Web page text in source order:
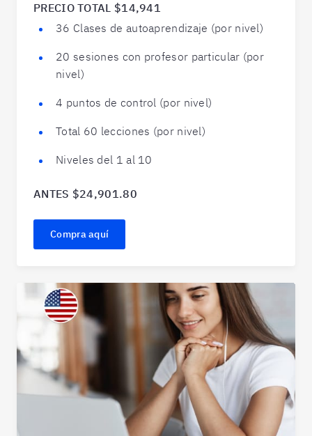
PRECIO TOTAL $14,941
36 Clases de autoaprendizaje (por nivel)
20 sesiones con profesor particular (por
nivel)
4 puntos de control (por nivel)
Total 60 lecciones (por nivel)
Niveles del 1 al 10
ANTES $24,901.80
Compra aquí